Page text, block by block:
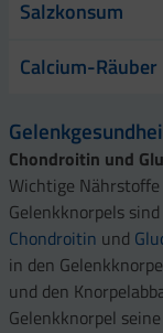
Salzkonsum
Calcium-Räuber
Chondroitin und
Wichtige
Gelenkknorpels
Chondroitin und
in den
und den
Gelenkknorpel